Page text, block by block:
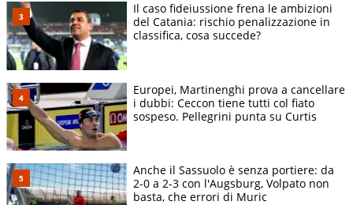
Il caso fideiussione frena le ambizioni
del Catania: rischio penalizzazione in
classifica, cosa succede?
Europei, Martinenghi prova a cancellare
i dubbi: Ceccon tiene tutti col fiato
sospeso. Pellegrini punta su Curtis
Anche il Sassuolo è senza portiere: da
2-0 a 2-3 con l'Augsburg, Volpato non
basta, che errori di Muric